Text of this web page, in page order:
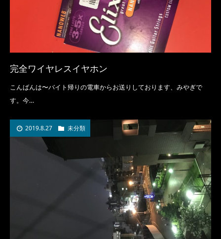
完全ワイヤレスイヤホン
こんばんは〜バイト帰りの電車からお送りしております、みやぎで
す。今…
2019.8.27 未分類